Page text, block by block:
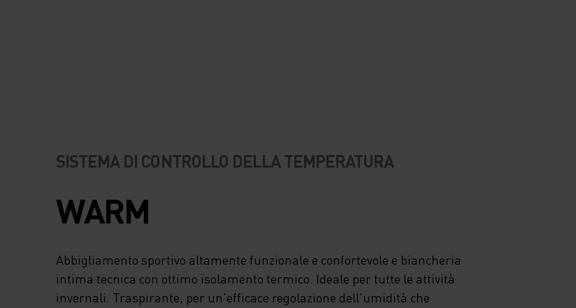
SISTEMA DI CONTROLLO DELLA TEMPERATURA
WARM
Abbigliamento sportivo altamente funzionale e confortevole e biancheria
intima tecnica con ottimo isolamento termico. Ideale per tutte le attività
invernali. Traspirante, per un'efficace regolazione dell'umidità che